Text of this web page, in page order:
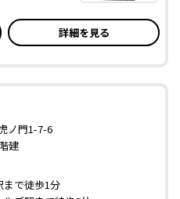
詳細を見る
ノ門1-7-6
建
まで徒歩1分